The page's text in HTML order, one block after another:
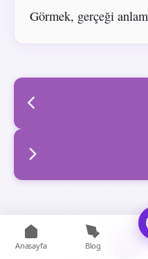
Görmek, gerçeği
1
Anasayfa Blog